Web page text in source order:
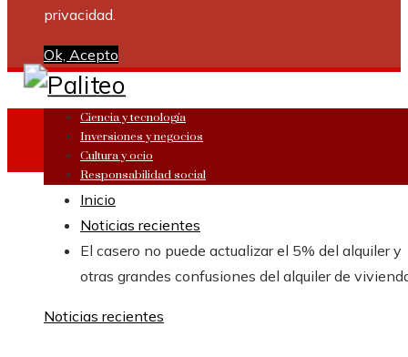
privacidad.
Ok, Acepto
Ciencia y tecnología
Inversiones y negocios
Cultura y ocio
Responsabilidad social
Inicio
Noticias recientes
El casero no puede actualizar el 5% del alquiler y
otras grandes confusiones del alquiler de
Noticias recientes